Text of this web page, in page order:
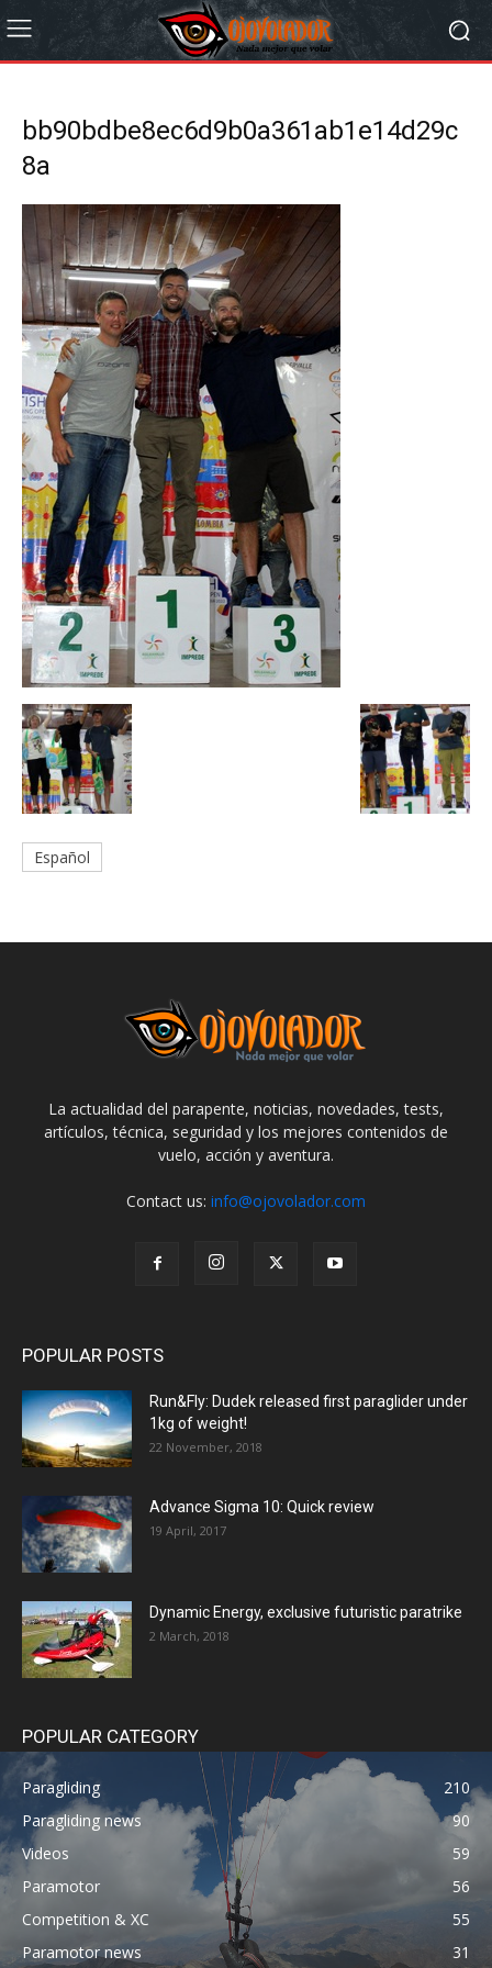
bb90bdbe8ec6d9b0a361ab1e14d29c
8a
Español
La actualidad del parapente, noticias, novedades, tests,
artículos, técnica, seguridad y los mejores contenidos de
vuelo, acción y aventura.
Contact us: info@ojovolador.com
POPULAR POSTS
Run&Fly: Dudek released first paraglider under
1kg of weight!
22 November, 2018
Advance Sigma 10: Quick review
19 April, 2017
Dynamic Energy, exclusive futuristic paratrike
2 March, 2018
POPULAR CATEGORY
Paragliding
210
Paragliding news
90
Videos
59
Paramotor
56
Competition & XC
55
Paramotor news
31